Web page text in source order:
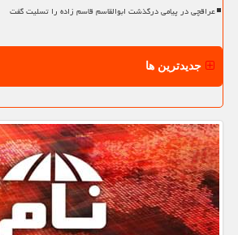
عراقچی در پیامی درگذشت ابوالقاسم قاسم زاده را تسلیت گفت
جدیدترین ها